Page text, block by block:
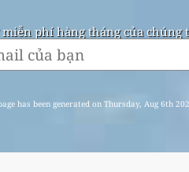
phí hàng tháng của
has been generated on Thursday, Aug 6th